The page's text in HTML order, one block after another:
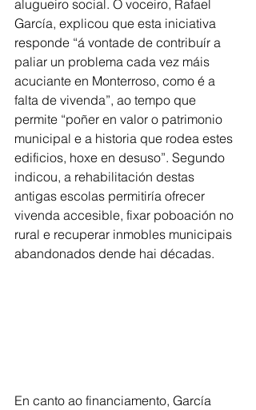
alugueiro social. O voceiro, Rafael
García, explicou que esta iniciativa
responde “á vontade de contribuír a
paliar un problema cada vez máis
acuciante en Monterroso, como é a
falta de vivenda”, ao tempo que
permite “poñer en valor o patrimonio
municipal e a historia que rodea estes
edificios, hoxe en desuso”. Segundo
indicou, a rehabilitación destas
antigas escolas permitiría ofrecer
vivenda accesible, fixar poboación no
rural e recuperar inmobles municipais
abandonados dende hai décadas.
En canto ao financiamento, García